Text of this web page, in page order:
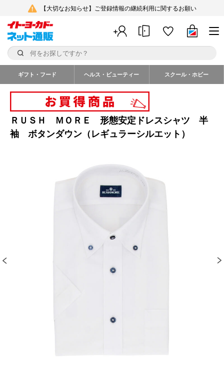
【大切なお知らせ】ご登録情報の継続利用に関するお願い
ギフト・フード ヘルス・ビューティー スクール・ホビー
ＲＵＳＨ ＭＯＲＥ 形態安定ドレスシャツ 半
袖 ボタンダウン（レギュラーシルエット）